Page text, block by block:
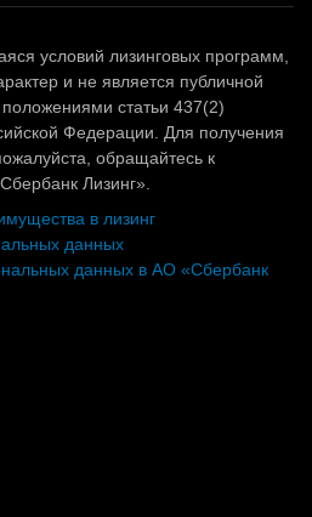
условий лизинговых программ,
и не является публичной
статьи 437(2)
Федерации. Для получения
обращайтесь к
Лизинг».
в лизинг
данных
данных в АО «Сбербанк